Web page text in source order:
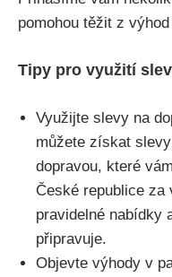
pomohou těžit z
Tipy pro využití
Využijte slevy na
můžete získat
dopravou, které
České republice za
pravidelné nabídky
připravuje.
Objevte výhody v